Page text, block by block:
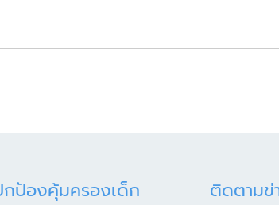
กป้องคุ้มครองเด็ก ติดตามข่